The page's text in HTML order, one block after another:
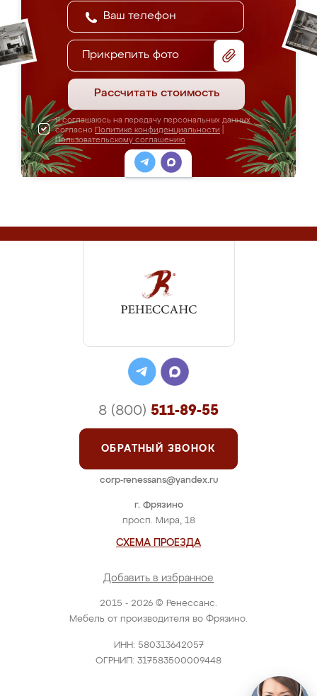
Прикрепить фото
Рассчитать стоимость
Я соглашаюсь на передачу персональных данных
согласно Политике конфиденциальности
Пользовательскому соглашению
2015 - 2026 © Ренессанс.
Мебель от производителя во Фрязино.
ИНН: 580313642057
ОГРНИП: 317583500009448
г. Фрязино
просп. Мира, 18
СХЕМА ПРОЕЗДА
Добавить в избранное
8 (800) 511-89-55
ОБРАТНЫЙ ЗВОНОК
corp-renessans@yandex.ru